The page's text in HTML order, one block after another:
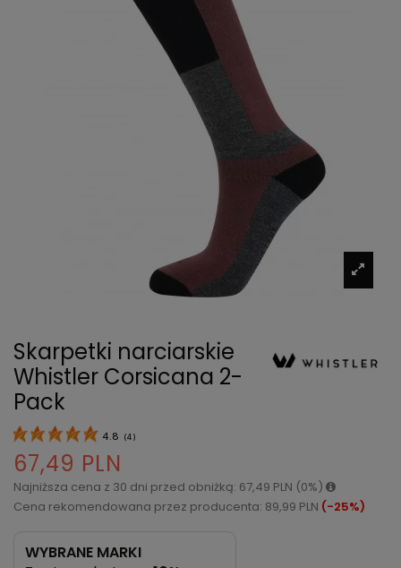
Skarpetki narciarskie
Whistler Corsicana 2-
Pack
4.8 (4)
67,49 PLN
Najniższa cena z 30 dni przed obniżką: 67,49 PLN (0%)
Cena rekomendowana przez producenta: 89,99 PLN (-25%)
WYBRANE MARKI